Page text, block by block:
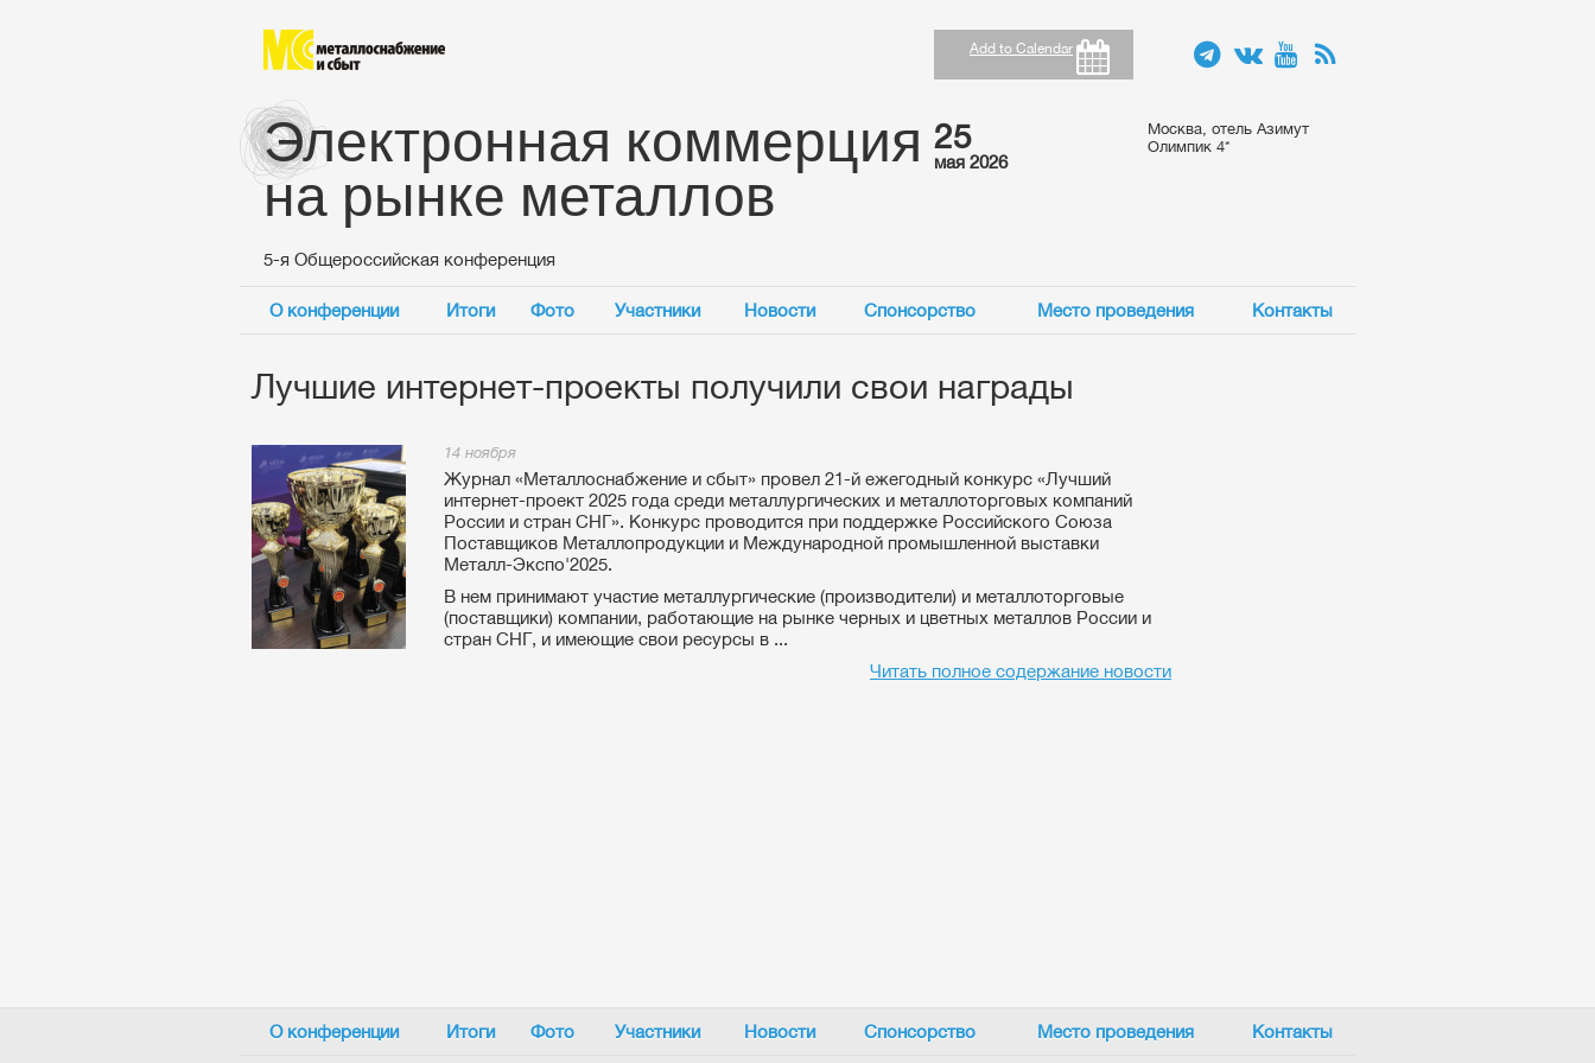
Add to Calendar
Электронная коммерция
на рынке металлов
5-я Общероссийская конференция
25
мая 2026
Москва, отель Азимут
Олимпик 4*
О конференции Итоги Фото Участники Новости Спонсорство Место проведения Контакты
Лучшие интернет-проекты получили свои награды
14 ноября
Журнал «Металлоснабжение и сбыт» провел 21-й ежегодный конкурс «Лучший
интернет-проект 2025 года среди металлургических и металлоторговых компаний
России и стран СНГ». Конкурс проводится при поддержке Российского Союза
Поставщиков Металлопродукции и Международной промышленной выставки
Металл-Экспо'2025.
В нем принимают участие металлургические (производители) и металлоторговые
(поставщики) компании, работающие на рынке черных и цветных металлов России и
стран СНГ, и имеющие свои ресурсы в ...
Читать полное содержание новости
О конференции Итоги Фото Участники Новости Спонсорство Место проведения Контакты